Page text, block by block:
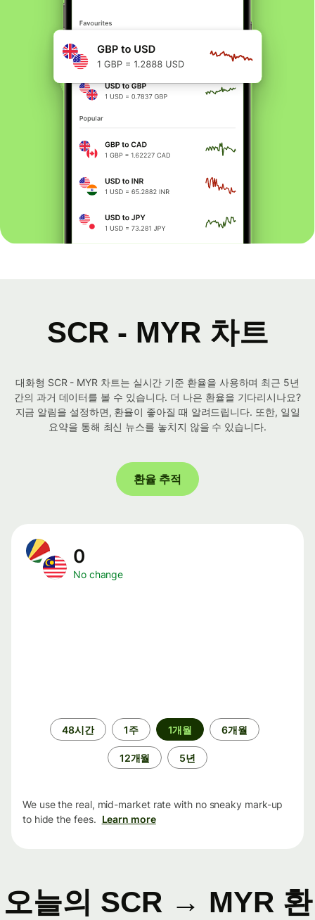
SCR - MYR 차트
대화형 SCR - MYR 차트는 실시간 기준 환율을 사용하며 최근 5년
간의 과거 데이터를 볼 수 있습니다. 더 나은 환율을 기다리시나요?
지금 알림을 설정하면, 환율이 좋아질 때 알려드립니다. 또한, 일일
요약을 통해 최신 뉴스를 놓치지 않을 수 있습니다.
환율 추적
0
No change
48시간 1주 1개월 6개월
12개월 5년
We use the real, mid-market rate with no sneaky mark-up
to hide the fees. Learn more
오늘의 SCR → MYR 환